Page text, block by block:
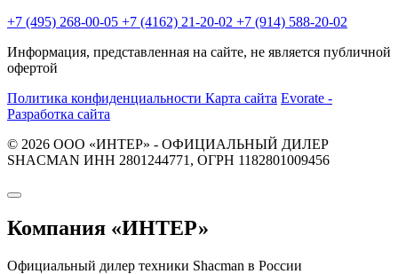
+7 (495) 268-00-05 +7 (4162) 21-20-02 +7 (914) 588-20-02
Информация, представленная на сайте, не является публичной
офертой
Политика конфиденциальности Карта сайта Evorate -
Разработка сайта
© 2026 ООО «ИНТЕР» - ОФИЦИАЛЬНЫЙ ДИЛЕР
SHACMAN ИНН 2801244771, ОГРН 1182801009456
Компания «ИНТЕР»
Официальный дилер техники Shacman в России